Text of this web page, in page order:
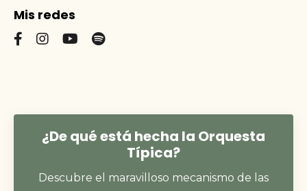
Mis redes
¿De qué está hecha la Orquesta
Típica?
Descubre el maravilloso mecanismo de las